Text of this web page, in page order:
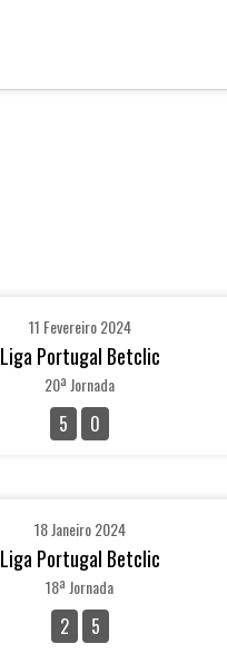
11 Fevereiro 2024
Liga Portugal Betclic
20ª Jornada
5 0
18 Janeiro 2024
Liga Portugal Betclic
18ª Jornada
2 5